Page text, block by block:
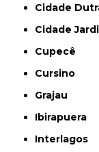
Cidade
Cidade
Cupecê
Cursino
Grajau
Ibirapuera
Interlagos